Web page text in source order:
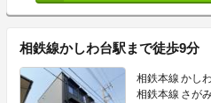
相鉄線かしわ台駅まで徒歩9分
相鉄本線 かし
相鉄本線 さが